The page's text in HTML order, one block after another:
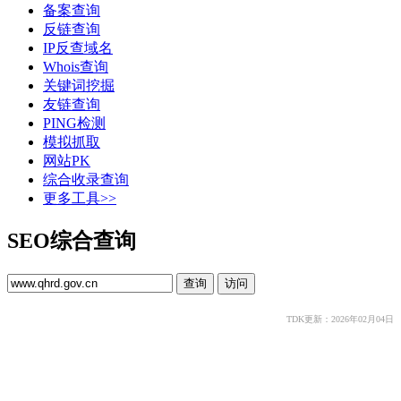
备案查询
反链查询
IP反查域名
Whois查询
关键词挖掘
友链查询
PING检测
模拟抓取
网站PK
综合收录查询
更多工具>>
SEO综合查询
TDK更新：2026年02月04日